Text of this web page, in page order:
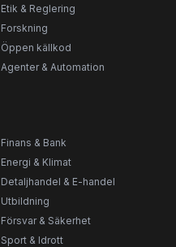
Etik & Reglering
Forskning
Öppen källkod
Agenter & Automation
Finans & Bank
Energi & Klimat
Detaljhandel & E-handel
Utbildning
Försvar & Säkerhet
Sport & Idrott